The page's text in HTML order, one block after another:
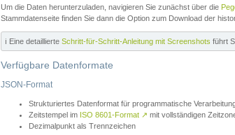
Um die Daten herunterzuladen, navigieren Sie zunächst über die
Stammdatenseite finden Sie dann die Option zum Download der
ℹ️ Eine detaillierte Schritt-für-Schritt-Anleitung mit Screenshots führt
Verfügbare Datenformate
JSON-Format
Strukturiertes Datenformat für programmatische
Zeitstempel im ISO 8601-Format ↗ mit vollständigen
Dezimalpunkt als Trennzeichen